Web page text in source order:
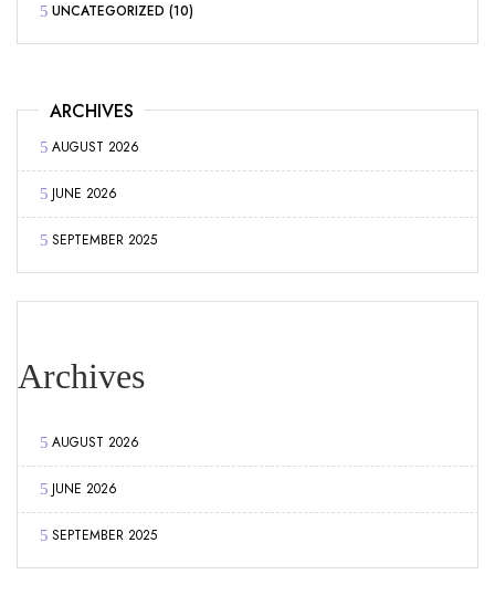
UNCATEGORIZED (10)
ARCHIVES
AUGUST 2026
JUNE 2026
SEPTEMBER 2025
Archives
AUGUST 2026
JUNE 2026
SEPTEMBER 2025